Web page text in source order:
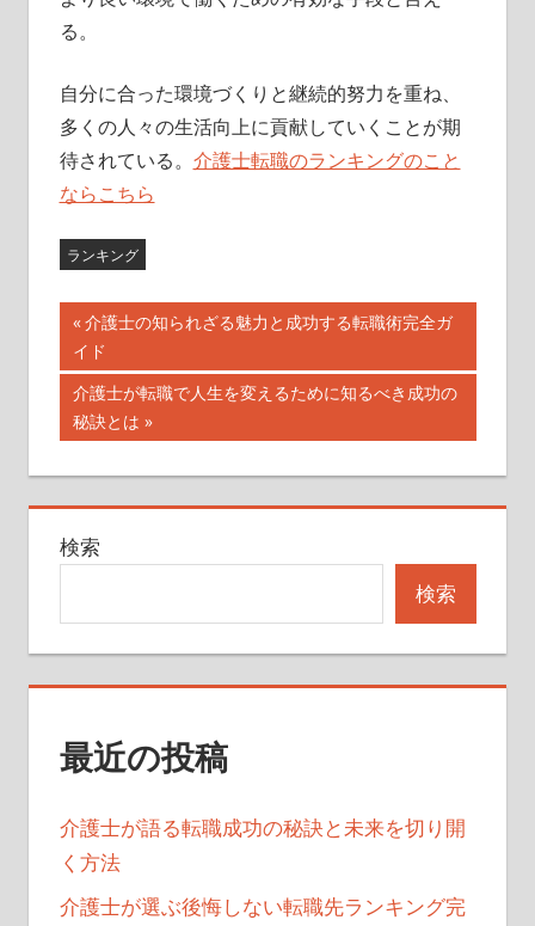
る。
自分に合った環境づくりと継続的努力を重ね、
多くの人々の生活向上に貢献していくことが期
待されている。 介護士転職のランキングのこと
ならこちら
ランキング
投
稿
ナ
ビ
ゲ
ー
ョ
ン
前
の
記
事:
介護士の知られざる魅力と成功する転職術完全ガ
イド
次
の
記
事:
介護士が転職で人生を変えるために知るべき成功の
秘訣とは
検索
検索
最近の投稿
介護士が語る転職成功の秘訣と未来を切り開
く方法
介護士が選ぶ後悔しない転職先ランキング完